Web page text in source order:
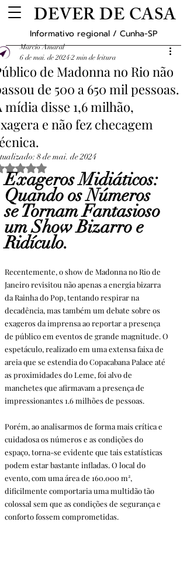
DEVER DE CASA
Informativo regional / Cunha-SP
de Madonna no Rio não
de 500 a 650 mil pessoas.
mídia disse 1,6 milhão,
e não fez checagem
Marcio Amaral
6 de mai. de 2024 2 min de leitura
8 de mai. de 2024
Avaliado com NaN de 5 estrelas.
Exageros Midiáticos:
Quando os Números
se Tornam Fantasioso
um Show Bizarro e
Ridículo.
Recentemente, o show de Madonna no Rio de
Janeiro revisitou não apenas a energia bizarra
da Rainha do Pop, tentando respirar na
decadência, mas também um debate sobre os
exageros da imprensa ao reportar a presença
de público em eventos de grande magnitude. O
espetáculo, realizado em uma extensa faixa de
areia que se estendia do Copacabana Palace até
as proximidades do Leme, foi alvo de
manchetes que afirmavam a presença de
impressionantes 1.6 milhões de pessoas.
Porém, ao analisarmos de forma mais crítica e
cuidadosa os números e as condições do
espaço, torna-se evidente que tais estatísticas
podem estar bastante infladas. O local do
evento, com uma área de 160.000 m²,
dificilmente comportaria uma multidão tão
colossal sem que as condições de segurança e
conforto fossem comprometidas.